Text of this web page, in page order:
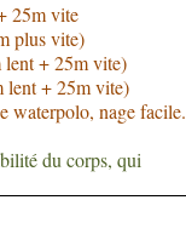
25m vite
plus vite)
lent + 25m vite)
lent + 25m vite)
waterpolo, nage facile.
du corps, qui